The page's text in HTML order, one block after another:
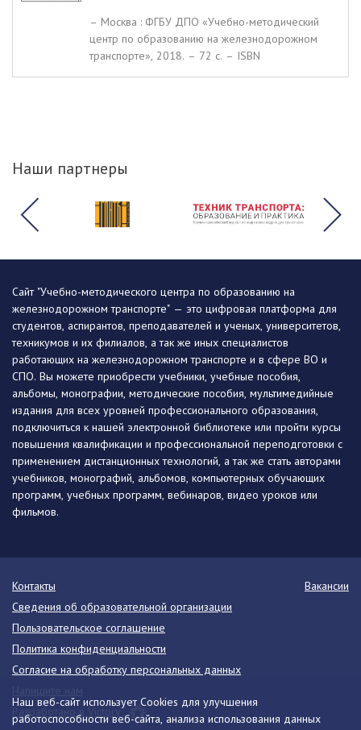
– Москва : ФГБУ ДПО «Учебно-методический
центр по образованию на железнодорожном
транспорте», 2018. – 72 c. – ISBN
Наши партнеры
Наш веб-сайт использует Cookies для улучшения
работоспособности веб-сайта, анализа использования данных
Сайт "Учебно-методического центра по образованию на
железнодорожном транспорте" — это цифровая платформа для
студентов, аспирантов, преподавателей и ученых, университетов,
техникумов и их филиалов, а так же иных специалистов
работающих на железнодорожном транспорте и в сфере ВО и
СПО. Вы можете приобрести учебники, учебные пособия,
альбомы, монографии, методические пособия, мультимедийные
издания для всех уровней профессионального образования,
подключиться к нашей электронной библиотеке или пройти курсы
повышения квалификации и профессиональной переподготовки с
применением дистанционных технологий, а так же стать авторами
учебников, монографий, альбомов, компьютерных обучающих
программ, учебных программ, вебинаров, видео уроков или
фильмов.
Контакты
Вакансии
Сведения об образовательной организации
Пользовательское соглашение
Политика конфиденциальности
Согласие на обработку персональных данных
Разработано в Victory